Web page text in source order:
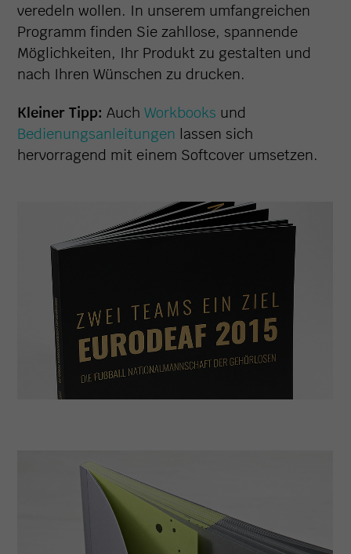
veredeln wollen. In unserem umfangreichen
Programm finden Sie zahllose, spannende
Möglichkeiten, Ihr Produkt zu gestalten und
nach Ihren Wünschen zu drucken.
Kleiner Tipp: AuchWorkbooks und
Bedienungsanleitungen lassen sich
hervorragend mit einem Softcover umsetzen.